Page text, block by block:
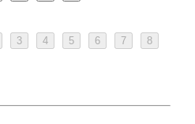
3 4 5 6 7 8